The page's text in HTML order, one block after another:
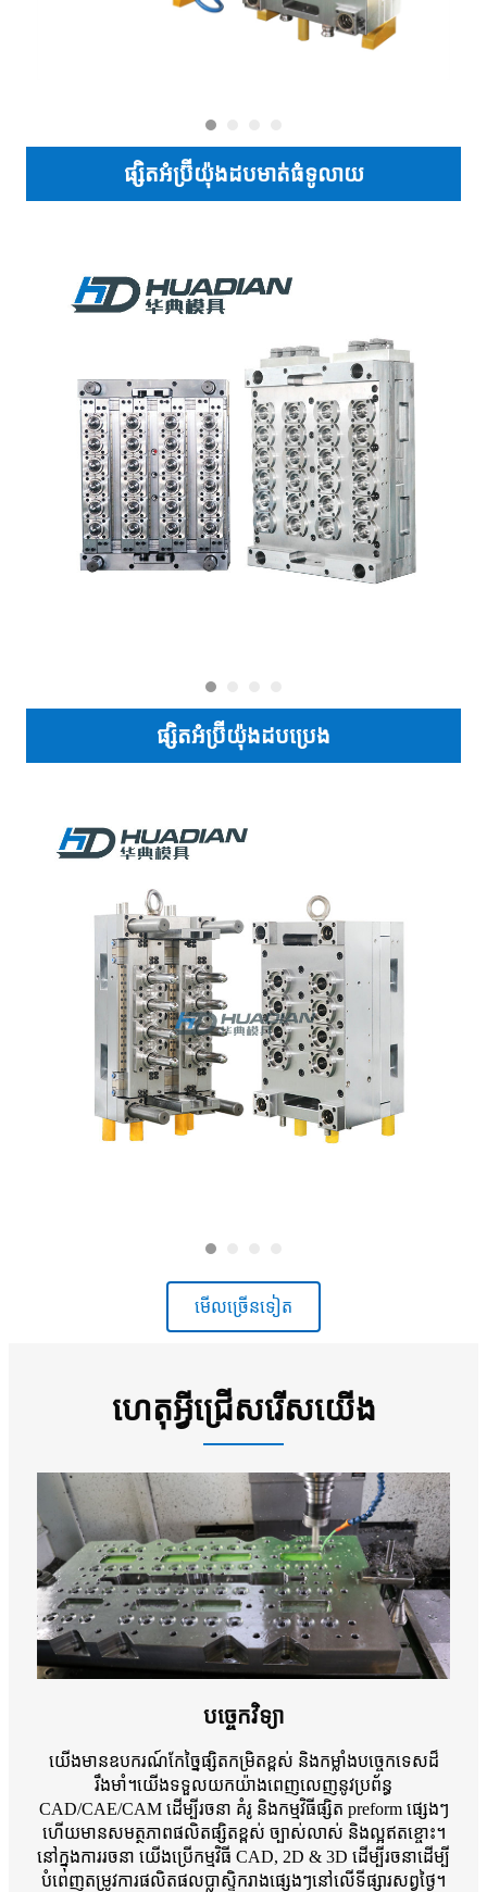
ផ្សិតអំប្រ៊ីយ៉ុងដបមាត់ធំទូលាយ
ផ្សិតអំប្រ៊ីយ៉ុងដបប្រេង
មើល​ច្រើន​ទៀត
ហេតុអ្វីជ្រើសរើសយើង
បច្ចេកវិទ្យា
យើងមានឧបករណ៍កែច្នៃផ្សិតកម្រិតខ្ពស់ និងកម្លាំងបច្ចេកទេសដ៏
រឹងមាំ។យើងទទួលយកយ៉ាងពេញលេញនូវប្រព័ន្ធ
CAD/CAE/CAM ដើម្បីរចនា គំរូ និងកម្មវិធីផ្សិត preform ផ្សេងៗ
ហើយមានសមត្ថភាពផលិតផ្សិតខ្ពស់ ច្បាស់លាស់ និងល្អឥតខ្ចោះ។
នៅក្នុងការរចនា យើងប្រើកម្មវិធី CAD, 2D & 3D ដើម្បីរចនាដើម្បី
បំពេញតម្រូវការផលិតផលប្លាស្ទិករាងផ្សេងៗនៅលើទីផ្សារសព្វថ្ងៃ។